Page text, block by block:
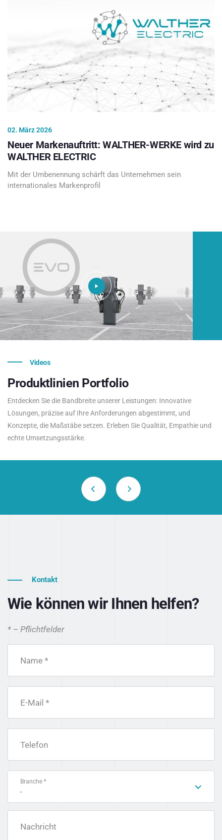
02. März 2026
Neuer Markenauftritt: WALTHER-WERKE wird zu
WALTHER ELECTRIC
Mit der Umbenennung schärft das Unternehmen sein
internationales Markenprofil
Videos
Produktlinien Portfolio
Entdecken Sie die Bandbreite unserer Leistungen: Innovative
Lösungen, präzise auf Ihre Anforderungen abgestimmt, und
Konzepte, die Maßstäbe setzen. Erleben Sie Qualität, Empathie und
echte Umsetzungsstärke.
Kontakt
Wie können wir Ihnen helfen?
* – Pflichtfelder
Name *
E-Mail *
Telefon
Branche *
-
Nachricht